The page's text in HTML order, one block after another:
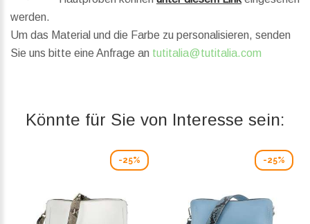
werden.
Um das Material und die Farbe zu personalisieren, senden
Sie uns bitte eine Anfrage an tutitalia@tutitalia.com
Könnte für Sie von Interesse sein:
-25% -25%